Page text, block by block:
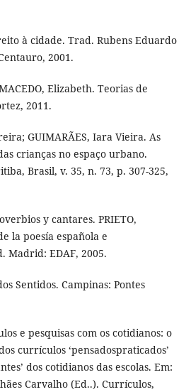
à cidade. Trad. Rubens Eduardo
2001.
Elizabeth. Teorias de
2011.
GUIMARÃES, Iara Vieira. As
crianças no espaço urbano.
Brasil, v. 35, n. 73, p. 307-325,
y cantares. PRIETO,
la poesía española e
Madrid: EDAF, 2005.
Sentidos. Campinas: Pontes
e pesquisas com os cotidianos: o
currículos ‘pensadospraticados’
dos cotidianos das escolas. Em:
Carvalho (Ed..). Currículos,